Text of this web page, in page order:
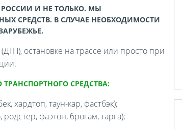
И НЕ ТОЛЬКО. МЫ
СРЕДСТВ. В СЛУЧАЕ НЕОБХОДИМОСТИ
остановке на трассе или просто при
СРЕДСТВА:
хардтоп, таун-кар, фастбэк);
фаэтон, брогам, тарга);